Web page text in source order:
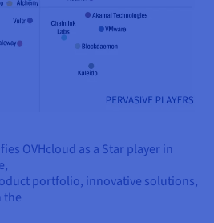
OVHcloud as a Star player in
portfolio, innovative solutions,
the